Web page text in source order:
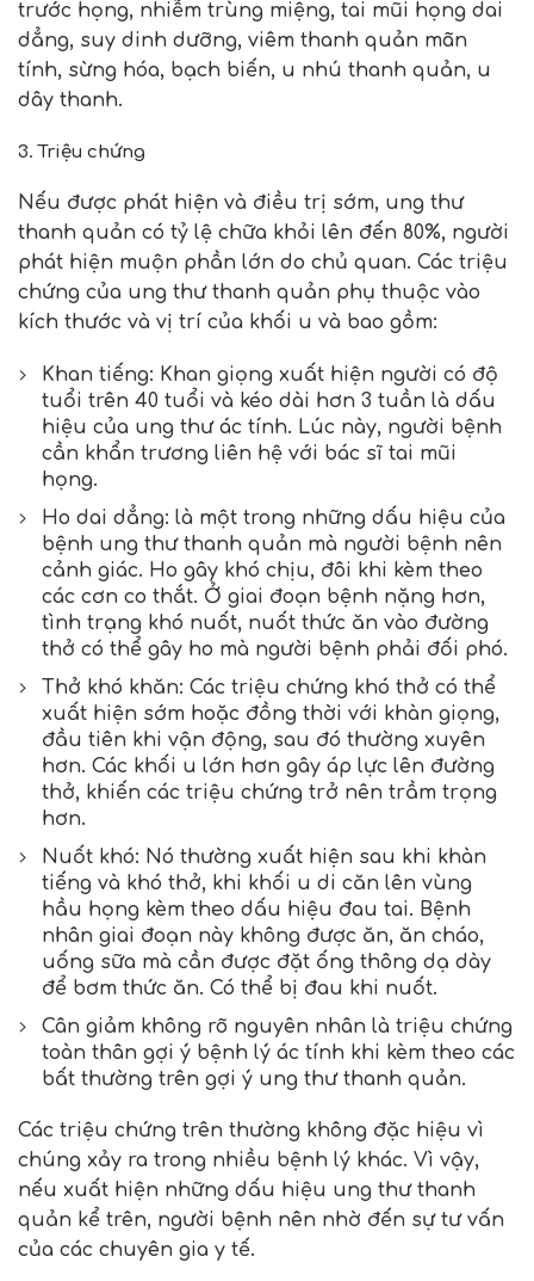
trước họng, nhiễm trùng miệng, tai mũi họng dai
dẳng, suy dinh dưỡng, viêm thanh quản mãn
tính, sừng hóa, bạch biến, u nhú thanh quản, u
dây thanh.
3. Triệu chứng
Nếu được phát hiện và điều trị sớm, ung thư
thanh quản có tỷ lệ chữa khỏi lên đến 80%, người
phát hiện muộn phần lớn do chủ quan. Các triệu
chứng của ung thư thanh quản phụ thuộc vào
kích thước và vị trí của khối u và bao gồm:
Khan tiếng: Khan giọng xuất hiện người có độ
tuổi trên 40 tuổi và kéo dài hơn 3 tuần là dấu
hiệu của ung thư ác tính. Lúc này, người bệnh
cần khẩn trương liên hệ với bác sĩ tai mũi
họng.
Ho dai dẳng: là một trong những dấu hiệu của
bệnh ung thư thanh quản mà người bệnh nên
cảnh giác. Ho gây khó chịu, đôi khi kèm theo
các cơn co thắt. Ở giai đoạn bệnh nặng hơn,
tình trạng khó nuốt, nuốt thức ăn vào đường
thở có thể gây ho mà người bệnh phải đối phó.
Thở khó khăn: Các triệu chứng khó thở có thể
xuất hiện sớm hoặc đồng thời với khàn giọng,
đầu tiên khi vận động, sau đó thường xuyên
hơn. Các khối u lớn hơn gây áp lực lên đường
thở, khiến các triệu chứng trở nên trầm trọng
hơn.
Nuốt khó: Nó thường xuất hiện sau khi khàn
tiếng và khó thở, khi khối u di căn lên vùng
hầu họng kèm theo dấu hiệu đau tai. Bệnh
nhân giai đoạn này không được ăn, ăn cháo,
uống sữa mà cần được đặt ống thông dạ dày
để bơm thức ăn. Có thể bị đau khi nuốt.
Cân giảm không rõ nguyên nhân là triệu chứng
toàn thân gợi ý bệnh lý ác tính khi kèm theo các
bất thường trên gợi ý ung thư thanh quản.
Các triệu chứng trên thường không đặc hiệu vì
chúng xảy ra trong nhiều bệnh lý khác. Vì vậy,
nếu xuất hiện những dấu hiệu ung thư thanh
quản kể trên, người bệnh nên nhờ đến sự tư vấn
của các chuyên gia y tế.